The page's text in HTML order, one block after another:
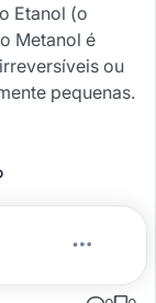
Etanol (o
Metanol é
ou
pequenas.